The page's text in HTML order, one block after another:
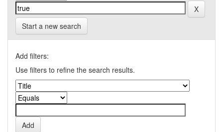
Start a new search
Add filters:
Use filters to refine the search results.